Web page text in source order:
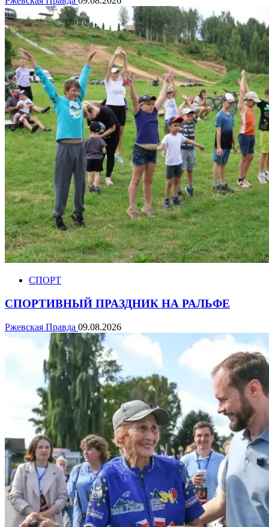
СПОРТ
СПОРТИВНЫЙ ПРАЗДНИК НА РАЛЬФЕ
Ржевская Правда 09.08.2026